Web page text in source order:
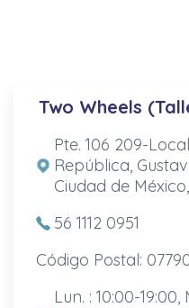
Two Wheels
Pte. 106 209-
República,
Ciudad de
56 1112 0951
Código Postal:
Lun. : 10:00-19:00,